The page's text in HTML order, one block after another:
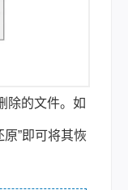
除的文件。如
”即可将其恢